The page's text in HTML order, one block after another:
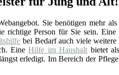
Sie benötigen mehr
richtige Person für Sie sein. Eine
bei Bedarf auch viele
EineHilfe im Haushalt bietet
erledigt. Im Bereich der